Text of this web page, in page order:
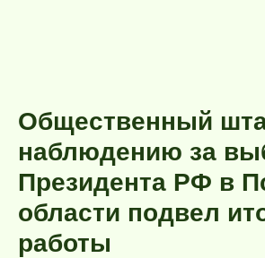
Общественный
наблюдению за
Президента РФ в
области подвел
работы